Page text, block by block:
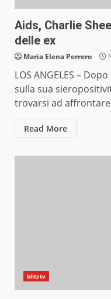
Aids, Charlie
delle ex
Maria Elena Perrero
LOS ANGELES –
sulla sua
trovarsi ad
Read More
blitztv